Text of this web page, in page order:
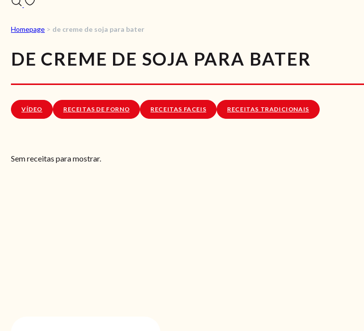
Homepage > de creme de soja para bater
DE CREME DE SOJA PARA BATER
VÍDEO RECEITAS DE FORNO RECEITAS FACEIS RECEITAS TRADICIONAIS
Sem receitas para mostrar.